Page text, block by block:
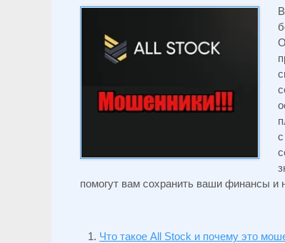
с
помогут вам сохранить ваши финансы и
Что такое All Stock и почему это